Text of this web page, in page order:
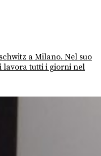
a Milano. Nel suo
lavora tutti i giorni nel